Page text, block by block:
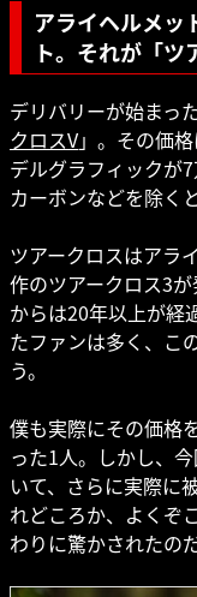
アライヘルメッ
ト。それが「ツ
デリバリーが始まっ
クロスV」。その価
デルグラフィックが
カーボンなどを除く
ツアークロスはアラ
作のツアークロス3
からは20年以上が経
たファンは多く、こ
う。
僕も実際にその価格
った1人。しかし、
いて、さらに実際に
れどころか、よくぞ
わりに驚かされたの